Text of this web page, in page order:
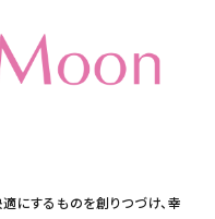
にするものを創りつづけ、幸